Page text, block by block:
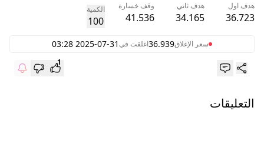
هدف اول
36.723
هدف ثاني
34.165
وقف خسارة
41.536
الكمية
100
سعر الإغلاق36.939اغلقت في2025-07-31 03:28
1
التعليقات